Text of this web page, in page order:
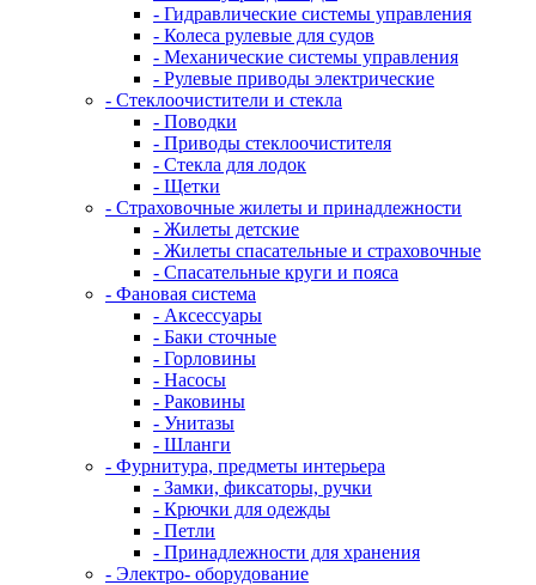
- Гидравлические системы управления
- Колеса рулевые для судов
- Механические системы управления
- Рулевые приводы электрические
- Стеклоочистители и стекла
- Поводки
- Приводы стеклоочистителя
- Стекла для лодок
- Щетки
- Страховочные жилеты и принадлежности
- Жилеты детские
- Жилеты спасательные и страховочные
- Спасательные круги и пояса
- Фановая система
- Аксессуары
- Баки сточные
- Горловины
- Насосы
- Раковины
- Унитазы
- Шланги
- Фурнитура, предметы интерьера
- Замки, фиксаторы, ручки
- Крючки для одежды
- Петли
- Принадлежности для хранения
- Электро- оборудование